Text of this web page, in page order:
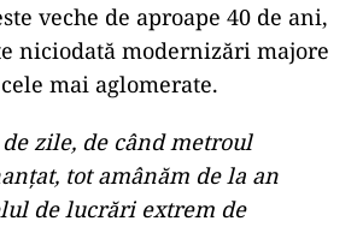
veche de aproape 40 de ani,
niciodată modernizări majore
mai aglomerate.
de zile, de când metroul
tot amânăm de la an
de lucrări extrem de